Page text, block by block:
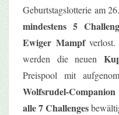
Geburtstagslotterie am
mindestens 5
Ewiger Mampfverlost.
werden die neuen
Preispool mit
Wolfsrudel-Companion
alle 7 Challenges